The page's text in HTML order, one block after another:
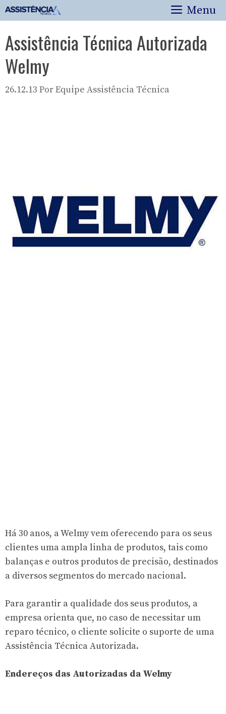
Pular
para
conteúdo
Menu
Assistência Técnica Autorizada
Welmy
26.12.13 PorEquipe Assistência Técnica
Há 30 anos, a Welmy vem oferecendo para os seus
clientes uma ampla linha de produtos, tais como
balanças e outros produtos de precisão, destinados
a diversos segmentos do mercado nacional.
Para garantir a qualidade dos seus produtos, a
empresa orienta que, no caso de necessitar um
reparo técnico, o cliente solicite o suporte de uma
Assistência Técnica Autorizada.
Endereços das Autorizadas da Welmy